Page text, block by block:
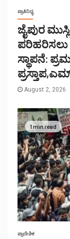
ಪ್ರಾತಿನಿಧ್ಯ
ಜೈಪುರ
ಪರಿಹರಿಸಲು
ಸ್ಥಾಪನೆ:
August 2, 2026
1 min read
ಪ್ರಾದೇಶಿಕ